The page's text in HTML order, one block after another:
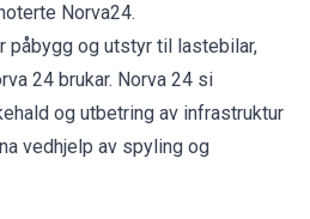
Norva24.
påbygg og utstyr til lastebilar,
24 brukar. Norva 24 si
og utbetring av infrastruktur
vedhjelp av spyling og